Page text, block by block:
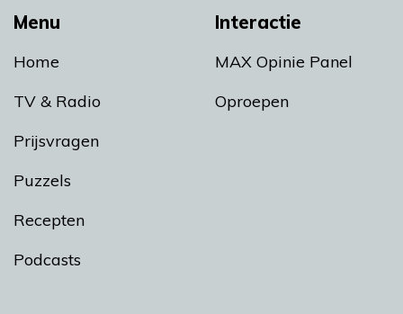
Menu
Home
TV & Radio
Prijsvragen
Puzzels
Recepten
Podcasts
Interactie
MAX Opinie Panel
Oproepen